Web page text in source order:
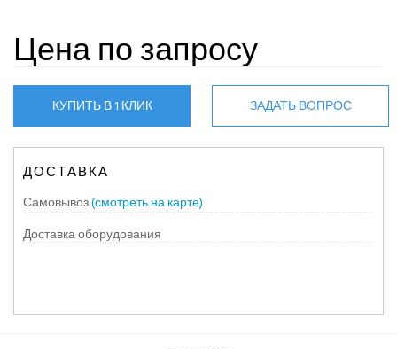
Цена по запросу
КУПИТЬ В 1 КЛИК ЗАДАТЬ ВОПРОС
ДОСТАВКА
Самовывоз(смотреть на карте)
Доставка оборудования